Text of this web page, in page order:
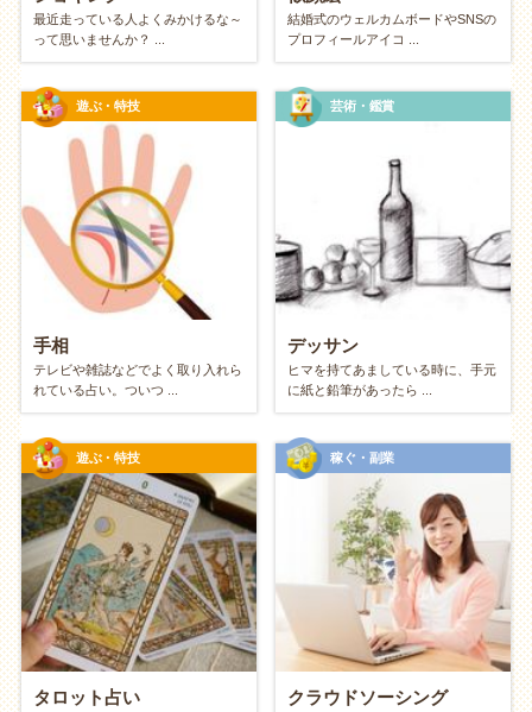
お金のかからない趣味のメリット
精神面：消費疲れからの解放と自由
「元を取らなきゃ」というプレッシャーがな
い
高価な道具や月謝が発生すると、どうしても「やらな
きゃ損」という義務感が生まれてしまいがちです。お
金がかかっていなければ、そのプレッシャーはゼロ。
いつでも気軽に始められて、合わなければすぐにやめ
ても大丈夫。純粋な「やりたい」という気持ちだけで
楽しめます。
工夫する楽しさが自信になる
「お金を使わなくても、こんなに楽しめた！」という
経験は、消費することに頼らない自信につながりま
す。自分のアイデア次第で人生はいくらでも豊かにで
きるという実感は、将来への漠然とした不安も減らし
てくれるでしょう。
身体面：自然と動く健康的なライフスタイ
最近走っている人よくみかけるな～
って思いませんか？ ...
結婚式のウェルカムボードやSNSの
プロフィールアイコ ...
遊ぶ・特技
手相
テレビや雑誌などでよく取り入れら
れている占い。ついつ ...
芸術・鑑賞
デッサン
ヒマを持てあましている時に、手元
に紙と鉛筆があったら ...
遊ぶ・特技
タロット占い
稼ぐ・副業
クラウドソーシング